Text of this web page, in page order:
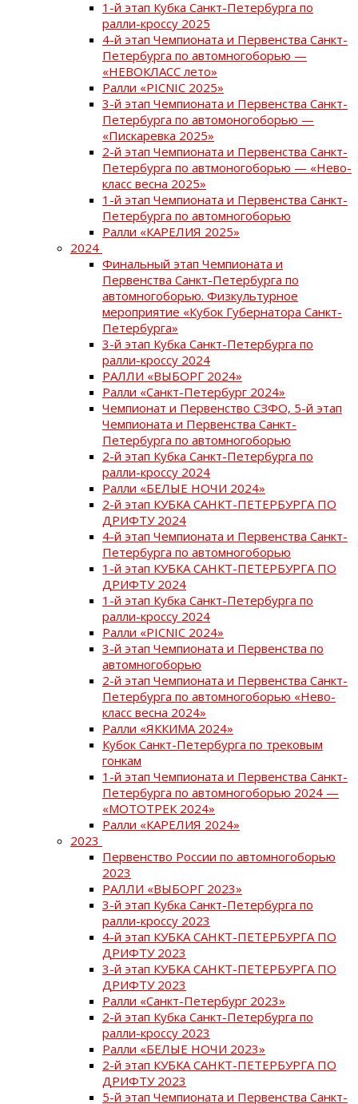
1-й этап Кубка Санкт-Петербурга по
ралли-кроссу 2025
4-й этап Чемпионата и Первенства Санкт-
Петербурга по автомногоборью —
«НЕВОКЛАСС лето»
Ралли «PICNIC 2025»
3-й этап Чемпионата и Первенства Санкт-
Петербурга по автомоногоборью —
«Пискаревка 2025»
2-й этап Чемпионата и Первенства Санкт-
Петербурга по автмоногоборью — «Нево-
класс весна 2025»
1-й этап Чемпионата и Первенства Санкт-
Петербурга по автомногоборью
Ралли «КАРЕЛИЯ 2025»
2024
Финальный этап Чемпионата и
Первенства Санкт-Петербурга по
автомногоборью. Физкультурное
мероприятие «Кубок Губернатора Санкт-
Петербурга»
3-й этап Кубка Санкт-Петербурга по
ралли-кроссу 2024
РАЛЛИ «ВЫБОРГ 2024»
Ралли «Санкт-Петербург 2024»
Чемпионат и Первенство СЗФО, 5-й этап
Чемпионата и Первенства Санкт-
Петербурга по автомногоборью
2-й этап Кубка Санкт-Петербурга по
ралли-кроссу 2024
Ралли «БЕЛЫЕ НОЧИ 2024»
2-й этап КУБКА САНКТ-ПЕТЕРБУРГА ПО
ДРИФТУ 2024
4-й этап Чемпионата и Первенства Санкт-
Петербурга по автомногоборью
1-й этап КУБКА САНКТ-ПЕТЕРБУРГА ПО
ДРИФТУ 2024
1-й этап Кубка Санкт-Петербурга по
ралли-кроссу 2024
Ралли «PICNIC 2024»
3-й этап Чемпионата и Первенства по
автомногоборью
2-й этап Чемпионата и Первенства Санкт-
Петербурга по автомногоборью «Нево-
класс весна 2024»
Ралли «ЯККИМА 2024»
Кубок Санкт-Петербурга по трековым
гонкам
1-й этап Чемпионата и Первенства Санкт-
Петербурга по автомногоборью 2024 —
«МОТОТРЕК 2024»
Ралли «КАРЕЛИЯ 2024»
2023
Первенство России по автомногоборью
2023
РАЛЛИ «ВЫБОРГ 2023»
3-й этап Кубка Санкт-Петербурга по
ралли-кроссу 2023
4-й этап КУБКА САНКТ-ПЕТЕРБУРГА ПО
ДРИФТУ 2023
3-й этап КУБКА САНКТ-ПЕТЕРБУРГА ПО
ДРИФТУ 2023
Ралли «Санкт-Петербург 2023»
2-й этап Кубка Санкт-Петербурга по
ралли-кроссу 2023
Ралли «БЕЛЫЕ НОЧИ 2023»
2-й этап КУБКА САНКТ-ПЕТЕРБУРГА ПО
ДРИФТУ 2023
5-й этап Чемпионата и Первенства Санкт-